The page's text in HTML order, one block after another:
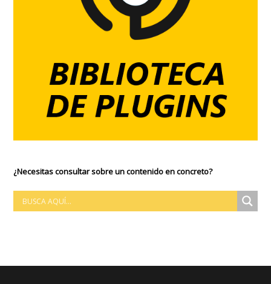
¿Necesitas consultar sobre un contenido en concreto?